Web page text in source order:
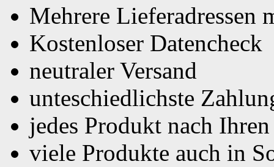
Mehrere Lieferadressen
Kostenloser Datencheck
neutraler Versand
unteschiedlichste
jedes Produkt nach
viele Produkte auch in